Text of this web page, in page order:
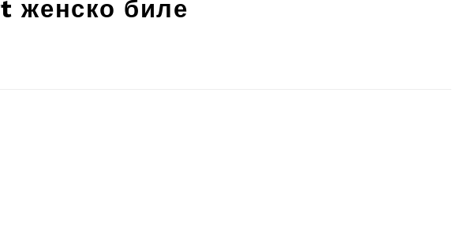
женско биле